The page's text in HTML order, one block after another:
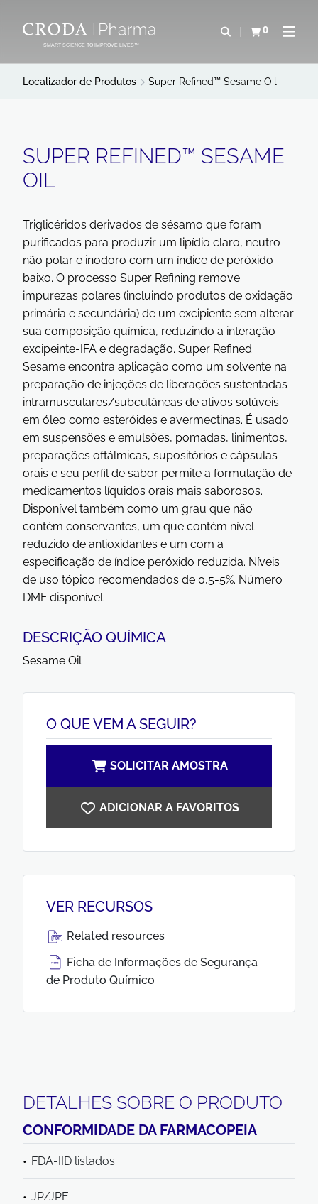
PARA
CONTEÚDO
PARA
MENU
SMART SCIENCE TO IMPROVE LIVES™
Abrir pesquisa
0
Exibir cestaAbrir
Localizador de Produtos Super Refined™ Sesame Oil
SUPER REFINED™ SESAME
OIL
Triglicéridos derivados de sésamo que foram
purificados para produzir um lipídio claro, neutro
não polar e inodoro com um índice de peróxido
baixo. O processo Super Refining remove
impurezas polares (incluindo produtos de oxidação
primária e secundária) de um excipiente sem alterar
sua composição química, reduzindo a interação
excipeinte-IFA e degradação. Super Refined
Sesame encontra aplicação como um solvente na
preparação de injeções de liberações sustentadas
intramusculares/subcutâneas de ativos solúveis
em óleo como esteróides e avermectinas. É usado
em suspensões e emulsões, pomadas, linimentos,
preparações oftálmicas, supositórios e cápsulas
orais e seu perfil de sabor permite a formulação de
medicamentos líquidos orais mais saborosos.
Disponível também como um grau que não
contém conservantes, um que contém nível
reduzido de antioxidantes e um com a
especificação de índice peróxido reduzida. Níveis
de uso tópico recomendados de 0,5-5%. Número
DMF disponível.
DESCRIÇÃO QUÍMICA
Sesame Oil
O QUE VEM A SEGUIR?
SOLICITAR AMOSTRA
ADICIONAR A FAVORITOS
VER RECURSOS
Related resources
Ficha de Informações de Segurança
de Produto Químico
DETALHES SOBRE O PRODUTO
CONFORMIDADE DA FARMACOPEIA
FDA-IID listados
JP/JPE